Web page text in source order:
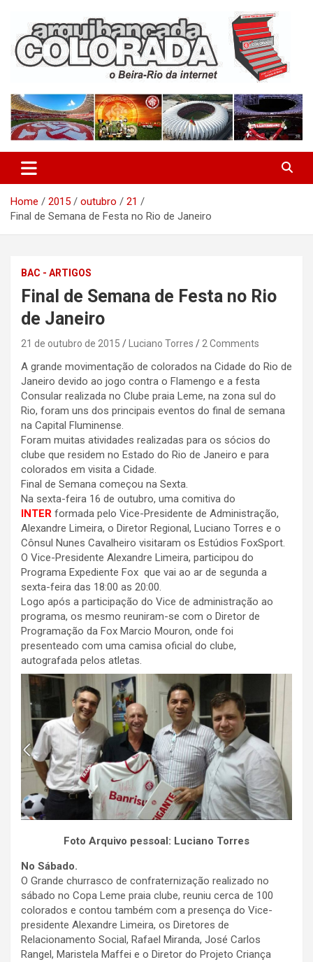
content
Arquibancada Colorada
Home 2015 outubro
21
Final de Semana de Festa no Rio de Janeiro
BAC - ARTIGOS
Final de Semana de Festa no Rio
de Janeiro
21 de outubro de 2015 Luciano Torres 2 Comments
A grande movimentação de colorados na Cidade do Rio de
Janeiro devido ao jogo contra o Flamengo e a festa
Consular realizada no Clube praia Leme, na zona sul do
Rio, foram uns dos principais eventos do final de semana
na Capital Fluminense.
Foram muitas atividades realizadas para os sócios do
clube que residem no Estado do Rio de Janeiro e para
colorados em visita a Cidade.
Final de Semana começou na Sexta.
Na sexta-feira 16 de outubro, uma comitiva do
INTER formada pelo Vice-Presidente de Administração,
Alexandre Limeira, o Diretor Regional, Luciano Torres e o
Cônsul Nunes Cavalheiro visitaram os Estúdios FoxSport.
O Vice-Presidente Alexandre Limeira, participou do
Programa Expediente Fox que vai ao ar de segunda a
sexta-feira das 18:00 as 20:00.
Logo após a participação do Vice de administração ao
programa, os mesmo reuniram-se com o Diretor de
Programação da Fox Marcio Mouron, onde foi
presenteado com uma camisa oficial do clube,
autografada pelos atletas.
Foto Arquivo pessoal: Luciano Torres
No Sábado.
O Grande churrasco de confraternização realizado no
sábado no Copa Leme praia clube, reuniu cerca de 100
colorados e contou também com a presença do Vice-
presidente Alexandre Limeira, os Diretores de
Relacionamento Social, Rafael Miranda, José Carlos
Rangel, Maristela Maffei e o Diretor do Projeto Criança